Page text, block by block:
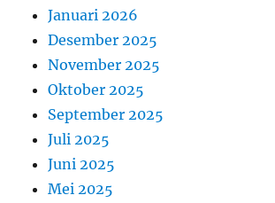
Januari 2026
Desember 2025
November 2025
Oktober 2025
September 2025
Juli 2025
Juni 2025
Mei 2025